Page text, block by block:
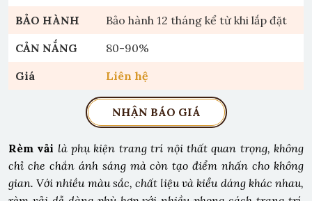
BẢO HÀNH
Bảo hành 12 tháng kể từ khi lắp đặt
CẢN NẮNG
80-90%
Giá
Liên hệ
NHẬN BÁO GIÁ
Rèm vải là phụ kiện trang trí nội thất quan trọng, không
chỉ che chắn ánh sáng mà còn tạo điểm nhấn cho không
gian. Với nhiều màu sắc, chất liệu và kiểu dáng khác nhau,